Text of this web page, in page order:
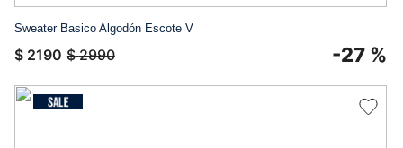
Sweater Basico Algodón Escote V
$ 2190 $ 2990 -27 %